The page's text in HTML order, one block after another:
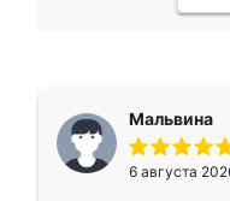
Мальвина
6 августа